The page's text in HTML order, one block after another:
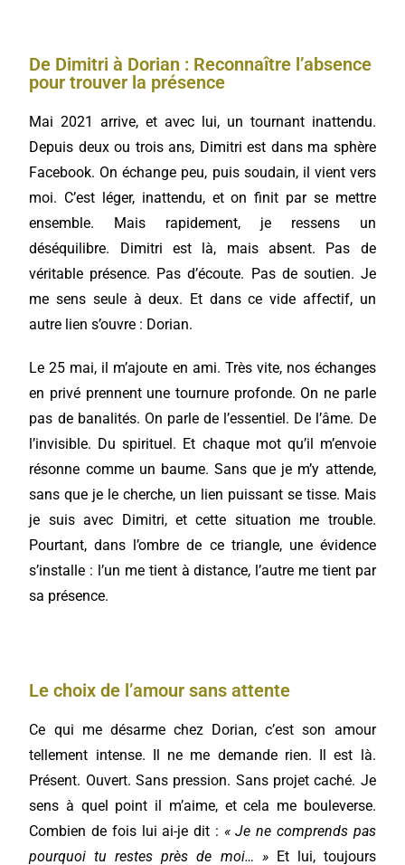
De Dimitri à Dorian : Reconnaître l’absence
pour trouver la présence
Mai 2021 arrive, et avec lui, un tournant inattendu.
Depuis deux ou trois ans, Dimitri est dans ma sphère
Facebook. On échange peu, puis soudain, il vient vers
moi. C’est léger, inattendu, et on finit par se mettre
ensemble. Mais rapidement, je ressens un
déséquilibre. Dimitri est là, mais absent. Pas de
véritable présence. Pas d’écoute. Pas de soutien. Je
me sens seule à deux. Et dans ce vide affectif, un
autre lien s’ouvre : Dorian.
Le 25 mai, il m’ajoute en ami. Très vite, nos échanges
en privé prennent une tournure profonde. On ne parle
pas de banalités. On parle de l’essentiel. De l’âme. De
l’invisible. Du spirituel. Et chaque mot qu’il m’envoie
résonne comme un baume. Sans que je m’y attende,
sans que je le cherche, un lien puissant se tisse. Mais
je suis avec Dimitri, et cette situation me trouble.
Pourtant, dans l’ombre de ce triangle, une évidence
s’installe : l’un me tient à distance, l’autre me tient par
sa présence.
Le choix de l’amour sans attente
Ce qui me désarme chez Dorian, c’est son amour
tellement intense. Il ne me demande rien. Il est là.
Présent. Ouvert. Sans pression. Sans projet caché. Je
sens à quel point il m’aime, et cela me bouleverse.
Combien de fois lui ai-je dit : « Je ne comprends pas
pourquoi tu restes près de moi… »Et lui, toujours